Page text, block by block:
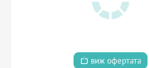
виж офертата